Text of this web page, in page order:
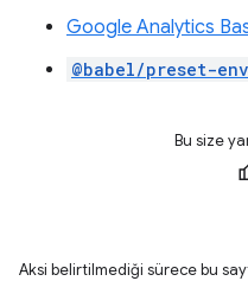
Google Analytics
@babel/preset-env
Bu size
Aksi belirtilmediği sürece bu